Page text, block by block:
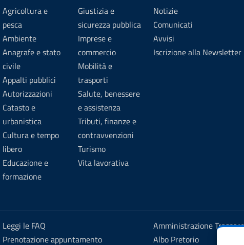
Agricoltura e
pesca
Ambiente
Anagrafe e stato
civile
Appalti pubblici
Autorizzazioni
Catasto e
urbanistica
Cultura e tempo
libero
Educazione e
formazione
Giustizia e
sicurezza pubblica
Imprese e
commercio
Mobilità e
trasporti
Salute, benessere
e assistenza
Tributi, finanze e
contravvenzioni
Turismo
Vita lavorativa
Notizie
Comunicati
Avvisi
Iscrizione alla Newsletter
Leggi le FAQ
Prenotazione appuntamento
Amministrazione
Albo Pretorio